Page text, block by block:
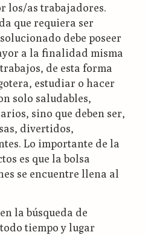
los/as trabajadores.
que requiera ser
debe poseer
a la finalidad misma
de esta forma
estudiar o hacer
solo saludables,
sino que deben ser,
divertidos,
Lo importante de la
es que la bolsa
se encuentre llena al
la búsqueda de
tiempo y lugar